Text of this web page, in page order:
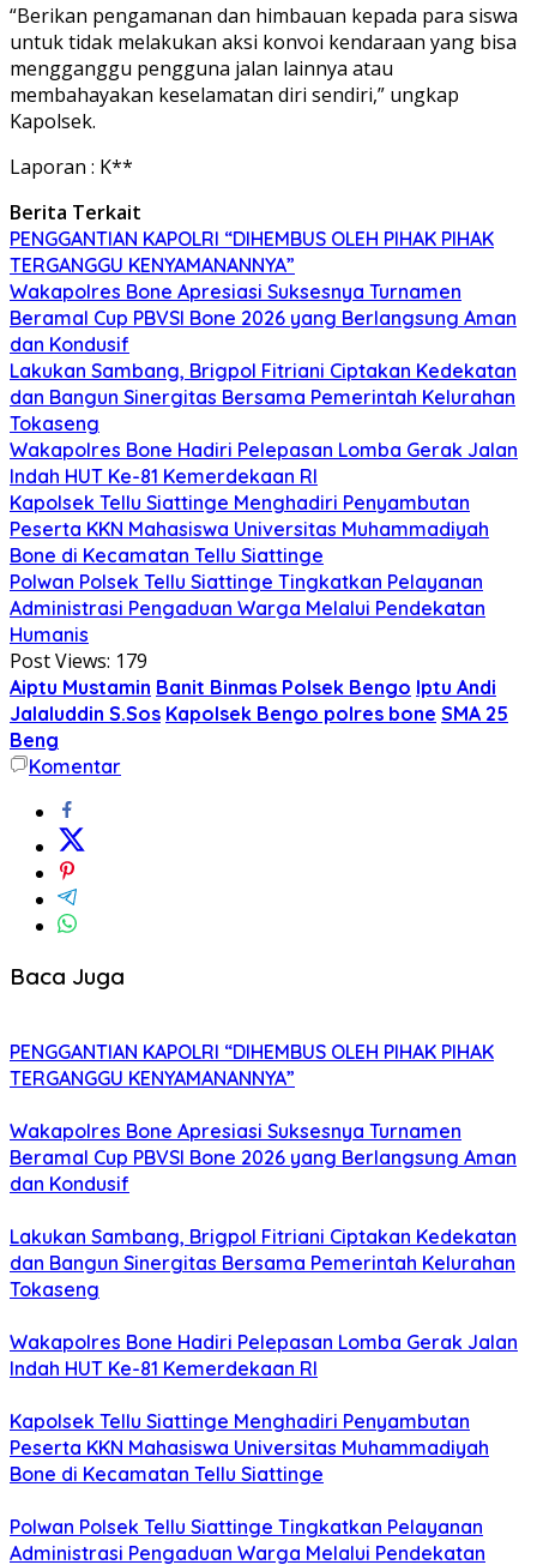
“Berikan pengamanan dan himbauan kepada para siswa
untuk tidak melakukan aksi konvoi kendaraan yang bisa
mengganggu pengguna jalan lainnya atau
membahayakan keselamatan diri sendiri,” ungkap
Kapolsek.
Laporan : K**
Berita Terkait
PENGGANTIAN KAPOLRI “DIHEMBUS OLEH PIHAK PIHAK
TERGANGGU KENYAMANANNYA”
Wakapolres Bone Apresiasi Suksesnya Turnamen
Beramal Cup PBVSI Bone 2026 yang Berlangsung Aman
dan Kondusif
Lakukan Sambang, Brigpol Fitriani Ciptakan Kedekatan
dan Bangun Sinergitas Bersama Pemerintah Kelurahan
Tokaseng
Wakapolres Bone Hadiri Pelepasan Lomba Gerak Jalan
Indah HUT Ke-81 Kemerdekaan RI
Kapolsek Tellu Siattinge Menghadiri Penyambutan
Peserta KKN Mahasiswa Universitas Muhammadiyah
Bone di Kecamatan Tellu Siattinge
Polwan Polsek Tellu Siattinge Tingkatkan Pelayanan
Administrasi Pengaduan Warga Melalui Pendekatan
Humanis
Post Views: 179
Aiptu Mustamin Banit Binmas Polsek Bengo Iptu Andi
Jalaluddin S.Sos Kapolsek Bengo polres bone SMA 25
Beng
Komentar
Baca Juga
PENGGANTIAN KAPOLRI “DIHEMBUS OLEH PIHAK PIHAK
TERGANGGU KENYAMANANNYA”
Wakapolres Bone Apresiasi Suksesnya Turnamen
Beramal Cup PBVSI Bone 2026 yang Berlangsung Aman
dan Kondusif
Lakukan Sambang, Brigpol Fitriani Ciptakan Kedekatan
dan Bangun Sinergitas Bersama Pemerintah Kelurahan
Tokaseng
Wakapolres Bone Hadiri Pelepasan Lomba Gerak Jalan
Indah HUT Ke-81 Kemerdekaan RI
Kapolsek Tellu Siattinge Menghadiri Penyambutan
Peserta KKN Mahasiswa Universitas Muhammadiyah
Bone di Kecamatan Tellu Siattinge
Polwan Polsek Tellu Siattinge Tingkatkan Pelayanan
Administrasi Pengaduan Warga Melalui Pendekatan